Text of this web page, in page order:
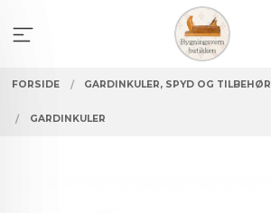
innholdet
FORSIDE GARDINKULER, SPYD OG TILBEHØR
GARDINKULER